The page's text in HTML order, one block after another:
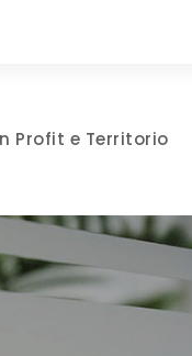
Profit e Territorio